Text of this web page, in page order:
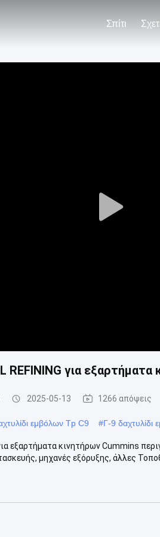
Σπίτι
Play
REFINING για
2025-05-13 1266 απόψεις
εμβόλων Tp C9 #Γ-9 δαχτυλίδι
εξαρτήματα κινητήρων Cummins
μηχανές εξόρυξης, άλλες